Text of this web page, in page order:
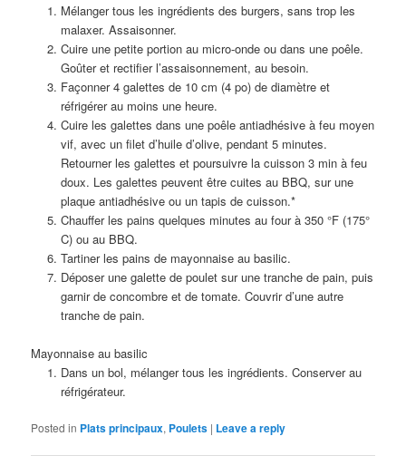
Mélanger tous les ingrédients des burgers, sans trop les
malaxer. Assaisonner.
Cuire une petite portion au micro-onde ou dans une poêle.
Goûter et rectifier l’assaisonnement, au besoin.
Façonner 4 galettes de 10 cm (4 po) de diamètre et
réfrigérer au moins une heure.
Cuire les galettes dans une poêle antiadhésive à feu moyen
vif, avec un filet d’huile d’olive, pendant 5 minutes.
Retourner les galettes et poursuivre la cuisson 3 min à feu
doux. Les galettes peuvent être cuites au BBQ, sur une
plaque antiadhésive ou un tapis de cuisson.*
Chauffer les pains quelques minutes au four à 350 °F (175°
C) ou au BBQ.
Tartiner les pains de mayonnaise au basilic.
Déposer une galette de poulet sur une tranche de pain, puis
garnir de concombre et de tomate. Couvrir d’une autre
tranche de pain.
Mayonnaise au basilic
Dans un bol, mélanger tous les ingrédients. Conserver au
réfrigérateur.
Posted in Plats principaux, Poulets | Leave a reply